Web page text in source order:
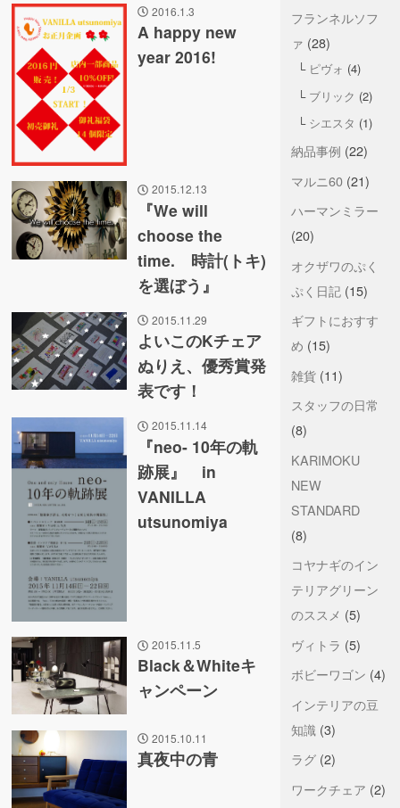
2016.1.3
A happy new
year 2016!
2015.12.13
『We will
choose the
time. 時計(トキ)
を選ぼう』
2015.11.29
よいこのKチェア
ぬりえ、優秀賞発
表です！
2015.11.14
『neo- 10年の軌
跡展』 in
VANILLA
utsunomiya
2015.11.5
Black＆Whiteキ
ャンペーン
2015.10.11
真夜中の青
フランネルソフ
ァ (28)
ピヴォ (4)
ブリック (2)
シエスタ (1)
納品事例 (22)
マルニ60(21)
ハーマンミラー
(20)
オクザワのぷく
ぷく日記(15)
ギフトにおすす
め (15)
雑貨(11)
スタッフの日常
(8)
KARIMOKU
NEW
STANDARD
(8)
コヤナギのイン
テリアグリーン
のススメ (5)
ヴィトラ (5)
ボビーワゴン (4)
インテリアの豆
知識 (3)
ラグ(2)
ワークチェア (2)